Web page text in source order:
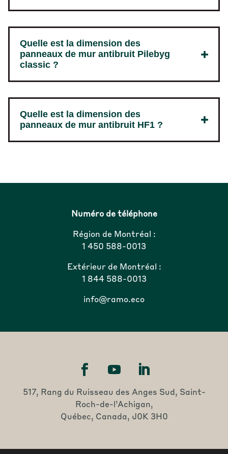
Quelle est la dimension des
panneaux de mur antibruit Pilebyg
classic ?
Quelle est la dimension des
panneaux de mur antibruit HF1 ?
Numéro de téléphone
Région de Montréal :
1 450 588-0013
Extérieur de Montréal :
1 844 588-0013
info@ramo.eco
517, Rang du Ruisseau des Anges Sud, Saint-
Roch-de-l’Achigan,
Québec, Canada, J0K 3H0